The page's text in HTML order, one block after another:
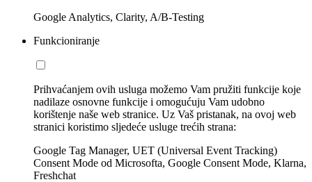
Google Analytics, Clarity, A/B-Testing
Funkcioniranje
Prihvaćanjem ovih usluga možemo Vam pružiti funkcije koje
nadilaze osnovne funkcije i omogućuju Vam udobno
korištenje naše web stranice. Uz Vaš pristanak, na ovoj web
stranici koristimo sljedeće usluge trećih strana:
Google Tag Manager, UET (Universal Event Tracking)
Consent Mode od Microsofta, Google Consent Mode, Klarna,
Freshchat